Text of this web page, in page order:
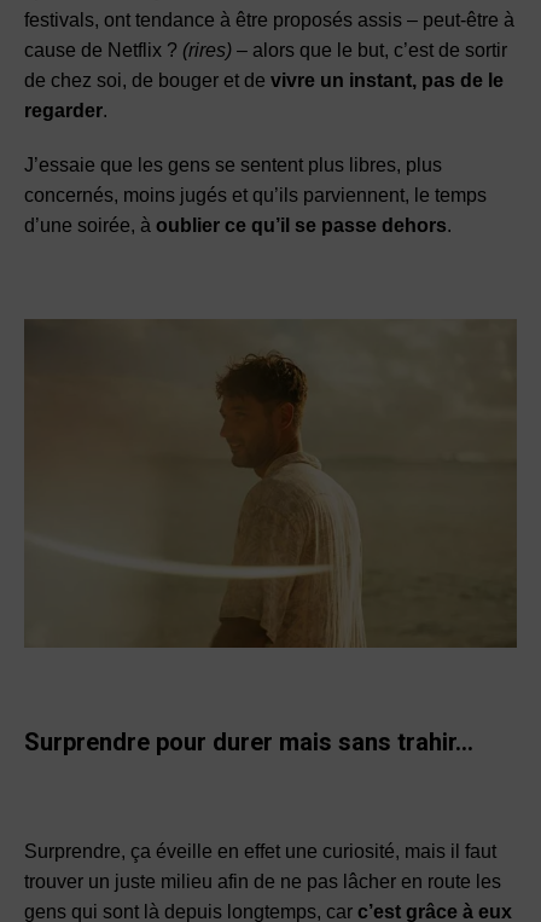
festivals, ont tendance à être proposés assis – peut-être à
cause de Netflix ? (rires) – alors que le but, c’est de sortir
de chez soi, de bouger et de vivre un instant, pas de le
regarder.
J’essaie que les gens se sentent plus libres, plus
concernés, moins jugés et qu’ils parviennent, le temps
d’une soirée, à oublier ce qu’il se passe dehors.
Surprendre pour durer mais sans trahir…
Surprendre, ça éveille en effet une curiosité, mais il faut
trouver un juste milieu afin de ne pas lâcher en route les
gens qui sont là depuis longtemps, car c’est grâce à eux